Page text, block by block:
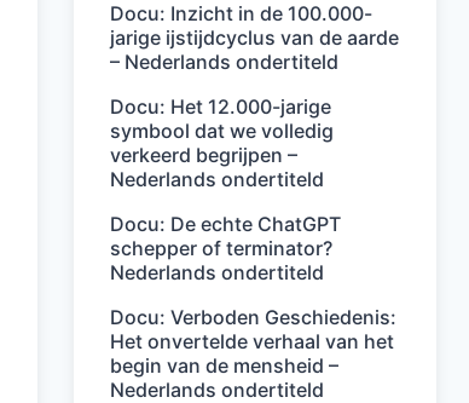
Docu: Inzicht in de 100.000-
jarige ijstijdcyclus van de aarde
– Nederlands ondertiteld
Docu: Het 12.000-jarige
symbool dat we volledig
verkeerd begrijpen –
Nederlands ondertiteld
Docu: De echte ChatGPT
schepper of terminator?
Nederlands ondertiteld
Docu: Verboden Geschiedenis:
Het onvertelde verhaal van het
begin van de mensheid –
Nederlands ondertiteld